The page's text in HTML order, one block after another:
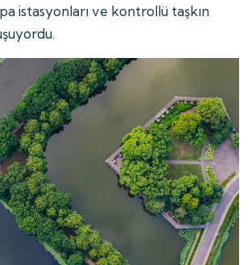
istasyonları ve kontrollü taşkın